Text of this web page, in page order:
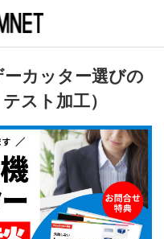
ーカッター選びの
スト加工）